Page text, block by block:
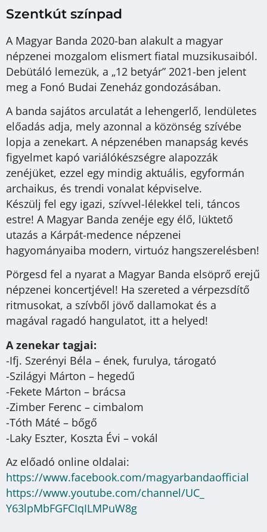
Szentkút színpad
A Magyar Banda 2020-ban alakult a magyar
népzenei mozgalom elismert fiatal muzsikusaiból.
Debütáló lemezük, a „12 betyár” 2021-ben jelent
meg a Fonó Budai Zeneház gondozásában.
A banda sajátos arculatát a lehengerlő, lendületes
előadás adja, mely azonnal a közönség szívébe
lopja a zenekart. A népzenében manapság kevés
figyelmet kapó variálókészségre alapozzák
zenéjüket, ezzel egy mindig aktuális, egyformán
archaikus, és trendi vonalat képviselve.
Készülj fel egy igazi, szívvel-lélekkel teli, táncos
estre! A Magyar Banda zenéje egy élő, lüktető
utazás a Kárpát-medence népzenei
hagyományaiba modern, virtuóz hangszerelésben!
Pörgesd fel a nyarat a Magyar Banda elsöprő erejű
népzenei koncertjével! Ha szereted a vérpezsdítő
ritmusokat, a szívből jövő dallamokat és a
magával ragadó hangulatot, itt a helyed!
A zenekar tagjai:
-Ifj. Szerényi Béla – ének, furulya, tárogató
-Szilágyi Márton – hegedű
-Fekete Márton – brácsa
-Zimber Ferenc – cimbalom
-Tóth Máté – bőgő
-Laky Eszter, Koszta Évi – vokál
Az előadó online oldalai:
https://www.facebook.com/magyarbandaofficial
https://www.youtube.com/channel/UC_
Y63lpMbFGFCIqILMPuW8g